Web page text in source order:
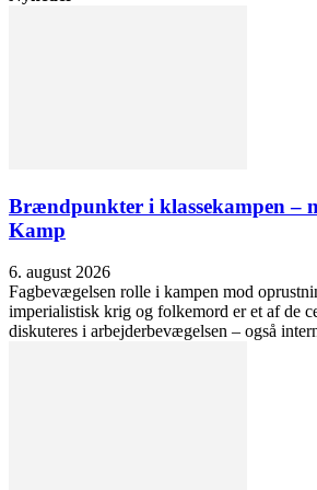
Brændpunkter i klassekampen –
Kamp
6. august 2026
Fagbevægelsen rolle i kampen mod
imperialistisk krig og folkemord er et af de
diskuteres i arbejderbevægelsen – også